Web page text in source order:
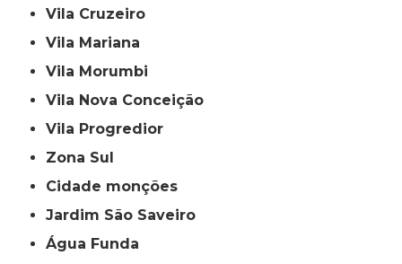
Vila Cruzeiro
Vila Mariana
Vila Morumbi
Vila Nova Conceição
Vila Progredior
Zona Sul
cidade monções
jardim São Saveiro
Água Funda